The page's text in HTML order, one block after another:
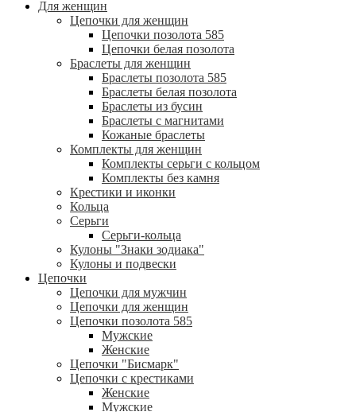
Для женщин
Цепочки для женщин
Цепочки позолота 585
Цепочки белая позолота
Браслеты для женщин
Браслеты позолота 585
Браслеты белая позолота
Браслеты из бусин
Браслеты с магнитами
Кожаные браслеты
Комплекты для женщин
Комплекты серьги с кольцом
Комплекты без камня
Крестики и иконки
Кольца
Серьги
Серьги-кольца
Кулоны "Знаки зодиака"
Кулоны и подвески
Цепочки
Цепочки для мужчин
Цепочки для женщин
Цепочки позолота 585
Мужские
Женские
Цепочки "Бисмарк"
Цепочки с крестиками
Женские
Мужские